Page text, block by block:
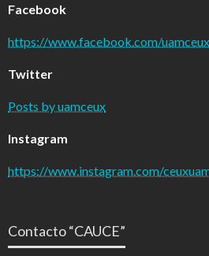
Facebook
https://www.facebook.com/
Twitter
Posts by uamceux
Instagram
https://www.instagram.com/
Contacto “CAUCE”